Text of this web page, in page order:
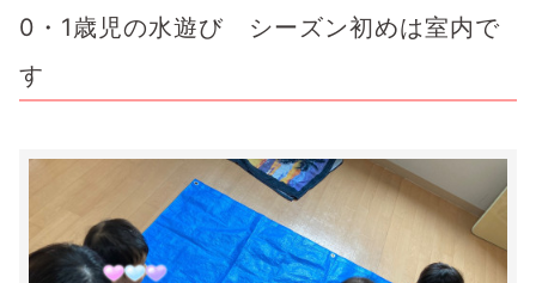
0・1歳児の水遊び シーズン初めは室内で
す